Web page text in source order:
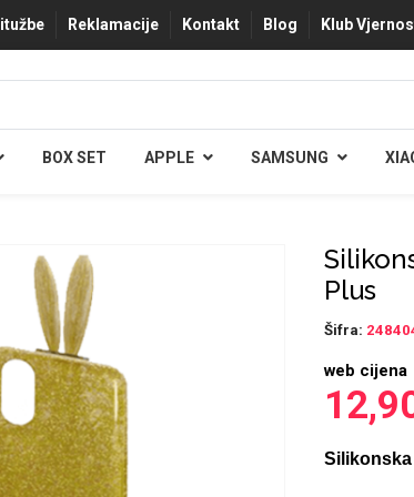
Reklamacije Kontakt Blog Klub
BOX SET APPLE SAMSUNG
Plus
Šifra:
web cijena